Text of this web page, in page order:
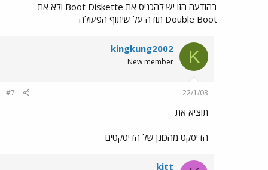
בהודעה הזו יש להכניס את Boot Diskette ולא את -
Double Boot תודה על שיתוף הפעולה
K
kingkung2002
New member
22/1/03
#7
תוציא את
הדיסקט מהכונן של הדיסקטים
kitt